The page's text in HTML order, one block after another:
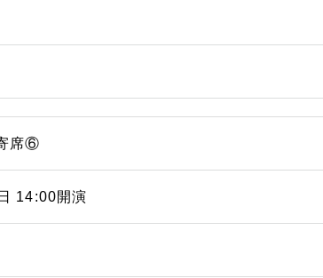
席⑥
14:00開演